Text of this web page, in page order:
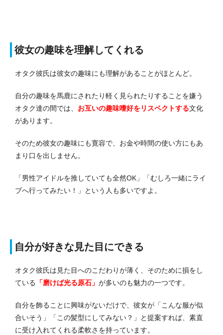
彼女の趣味を理解してくれる
オタク彼氏は彼女の趣味にも理解があることがほとんど。
自分の趣味を馬鹿にされたり軽く見られたりすることを嫌う
オタク達の間では、 お互いの趣味嗜好をリスペクトする文化
があります。
そのため彼女の趣味にも寛容で、お金や時間の使い方にもあ
まり口を出しません。
「男性アイドルを推していても全然OK」「むしろ一緒にライ
ブへ行ってみたい！」という人も多いですよ。
自分が好きな見た目にできる
オタク彼氏は見た目へのこだわりが薄く、そのために損をし
ている
「磨けば光る原石」 が多いのも魅力の一つです。
自分を飾ることに興味がないだけで、彼女が「こんな服が似
合いそう」「この髪型にしてみない？」と提案すれば、素直
に受け入れてくれる柔軟さを持っています。